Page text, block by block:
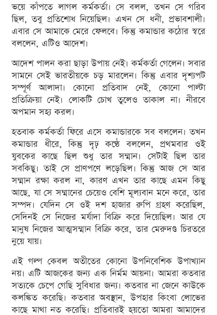
ভয়ে কাঁপতে লাগল কর্মকর্তা। সে বলল, তখন সে গরিব
ছিল, তবু প্রতিশোধ নিয়েছিল। এখন সে ধনী, প্রভাবশালী।
এবার সে আমাকে মেরে ফেলবে। কিন্তু কমান্ডার কঠোর স্বরে
বললেন, এটিও আদেশ।
আদেশ পালন করা ছাড়া উপায় নেই। কর্মকর্তা গেলেন। সবার
সামনে সেই ভারতীয়কে চড় মারলেন। কিন্তু এবার দৃশ্যপট
সম্পূর্ণ আলাদা। কোনো প্রতিবাদ নেই, কোনো পাল্টা
প্রতিক্রিয়া নেই। লোকটি চোখ তুলেও তাকাল না। নীরবে
অপমান সহ্য করল।
হতবাক কর্মকর্তা ফিরে এসে কমান্ডারকে সব বললেন। তখন
কমান্ডার ধীরে, কিন্তু দৃঢ় কণ্ঠে বললেন, প্রথমবার ওই
যুবকের কাছে ছিল শুধু তার সম্মান। সেটাই ছিল তার
সবকিছু। তাই সে প্রাণপণে লড়েছিল। কিন্তু আজ সে আর
সম্মান রক্ষা করল না, কারণ এখন তার কাছে এমন কিছু
আছে, যা সে সম্মানের চেয়েও বেশি মূল্যবান মনে করে, তার
সম্পদ। যেদিন সে ওই দশ হাজার রুপি গ্রহণ করেছিল,
সেদিনই সে নিজের মর্যাদা বিক্রি করে দিয়েছিল। আর যে
মানুষ নিজের আত্মসম্মান বিক্রি করে, তার মেরুদণ্ড চিরতরে
নুয়ে যায়।
এই গল্প কেবল অতীতের কোনো উপনিবেশিক উপাখ্যান
নয়। এটি আজকের জন্য এক নির্মম আয়না। আমরা কতবার
সত্যকে চেপে গেছি সুবিধার জন্য। কতবার না জেনে কাউকে
কলঙ্কিত করেছি। কতবার অবস্থান, উপহার কিংবা লোভের
কাছে মাথা নত করেছি। প্রতিবারই হয়তো আমরা আমাদের